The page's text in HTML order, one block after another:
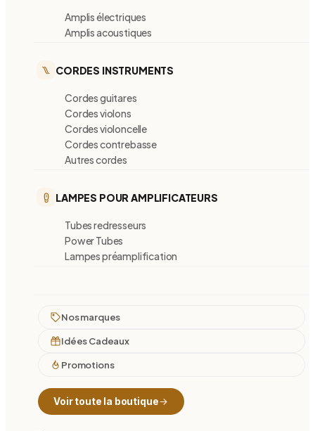
Amplis électriques
Amplis acoustiques
CORDES INSTRUMENTS
Cordes guitares
Cordes violons
Cordes violoncelle
Cordes contrebasse
Autres cordes
LAMPES POUR AMPLIFICATEURS
Tubes redresseurs
Power Tubes
Lampes préamplification
Nos marques
Idées Cadeaux
Promotions
Voir toute la boutique